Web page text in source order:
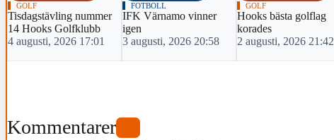
GOLF
Tisdagstävling nummer
14 Hooks Golfklubb
4 augusti, 2026 17:01
FOTBOLL
IFK Värnamo vinner
igen
3 augusti, 2026 20:58
GOLF
Hooks bästa golflag
korades
2 augusti, 2026 21:42
Kommentarer